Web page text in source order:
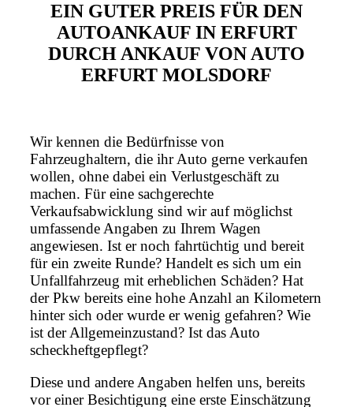
EIN GUTER PREIS FÜR DEN
AUTOANKAUF IN ERFURT
DURCH ANKAUF VON AUTO
ERFURT MOLSDORF
Wir kennen die Bedürfnisse von
Fahrzeughaltern, die ihr Auto gerne verkaufen
wollen, ohne dabei ein Verlustgeschäft zu
machen. Für eine sachgerechte
Verkaufsabwicklung sind wir auf möglichst
umfassende Angaben zu Ihrem Wagen
angewiesen. Ist er noch fahrtüchtig und bereit
für ein zweite Runde? Handelt es sich um ein
Unfallfahrzeug mit erheblichen Schäden? Hat
der Pkw bereits eine hohe Anzahl an Kilometern
hinter sich oder wurde er wenig gefahren? Wie
ist der Allgemeinzustand? Ist das Auto
scheckheftgepflegt?
Diese und andere Angaben helfen uns, bereits
vor einer Besichtigung eine erste Einschätzung